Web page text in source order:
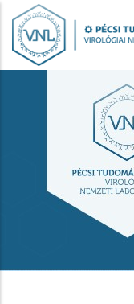
Ugrás
tartalomra